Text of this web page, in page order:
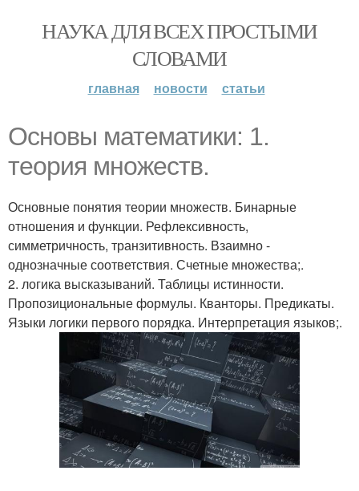
НАУКА ДЛЯ ВСЕХ ПРОСТЫМИ
СЛОВАМИ
главная новости статьи
Основы математики: 1.
теория множеств.
Основные понятия теории множеств. Бинарные
отношения и функции. Рефлексивность,
симметричность, транзитивность. Взаимно -
однозначные соответствия. Счетные множества;.
2. логика высказываний. Таблицы истинности.
Пропозициональные формулы. Кванторы. Предикаты.
Языки логики первого порядка. Интерпретация языков;.